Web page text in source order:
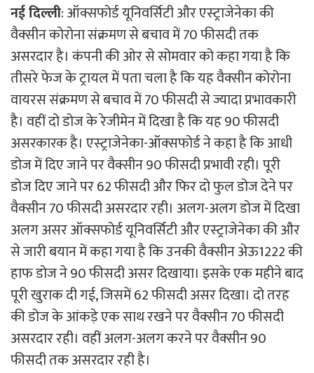
नई दिल्ली: ऑक्सफोर्ड यूनिवर्सिटी और एस्‍ट्राजेनेका की
वैक्‍सीन कोरोना संक्रमण से बचाव में 70 फीसदी तक
असरदार है। कंपनी की ओर से सोमवार को कहा गया है कि
तीसरे फेज के ट्रायल में पता चला है कि यह वैक्‍सीन कोरोना
वायरस संक्रमण से बचाव में 70 फीसदी से ज्यादा प्रभावकारी
है। वहीं दो डोज के रेजीमेन में दिखा है कि यह 90 फीसदी
असरकारक है। एस्‍ट्राजेनेका-ऑक्‍सफोर्ड ने कहा है कि आधी
डोज में दिए जाने पर वैक्सीन 90 फीसदी प्रभावी रही। पूरी
डोज दिए जाने पर 62 फीसदी और फिर दो फुल डोज देने पर
वैक्सीन 70 फीसदी असरदार रही। अलग-अलग डोज में दिखा
अलग असर ऑक्सफोर्ड यूनिवर्सिटी और एस्‍ट्राजेनेका की और
से जारी बयान में कहा गया है कि उनकी वैक्सीन अ‍ेऊ1222 की
हाफ डोज ने 90 फीसदी असर दिखाया। इसके एक महीने बाद
पूरी खुराक दी गई, जिसमें 62 फीसदी असर दिखा। दो तरह
की डोज के आंकड़े एक साथ रखने पर वैक्‍सीन 70 फीसदी
असरदार रही। वहीं अलग-अलग करने पर वैक्‍सीन 90
फीसदी तक असरदार रही है।